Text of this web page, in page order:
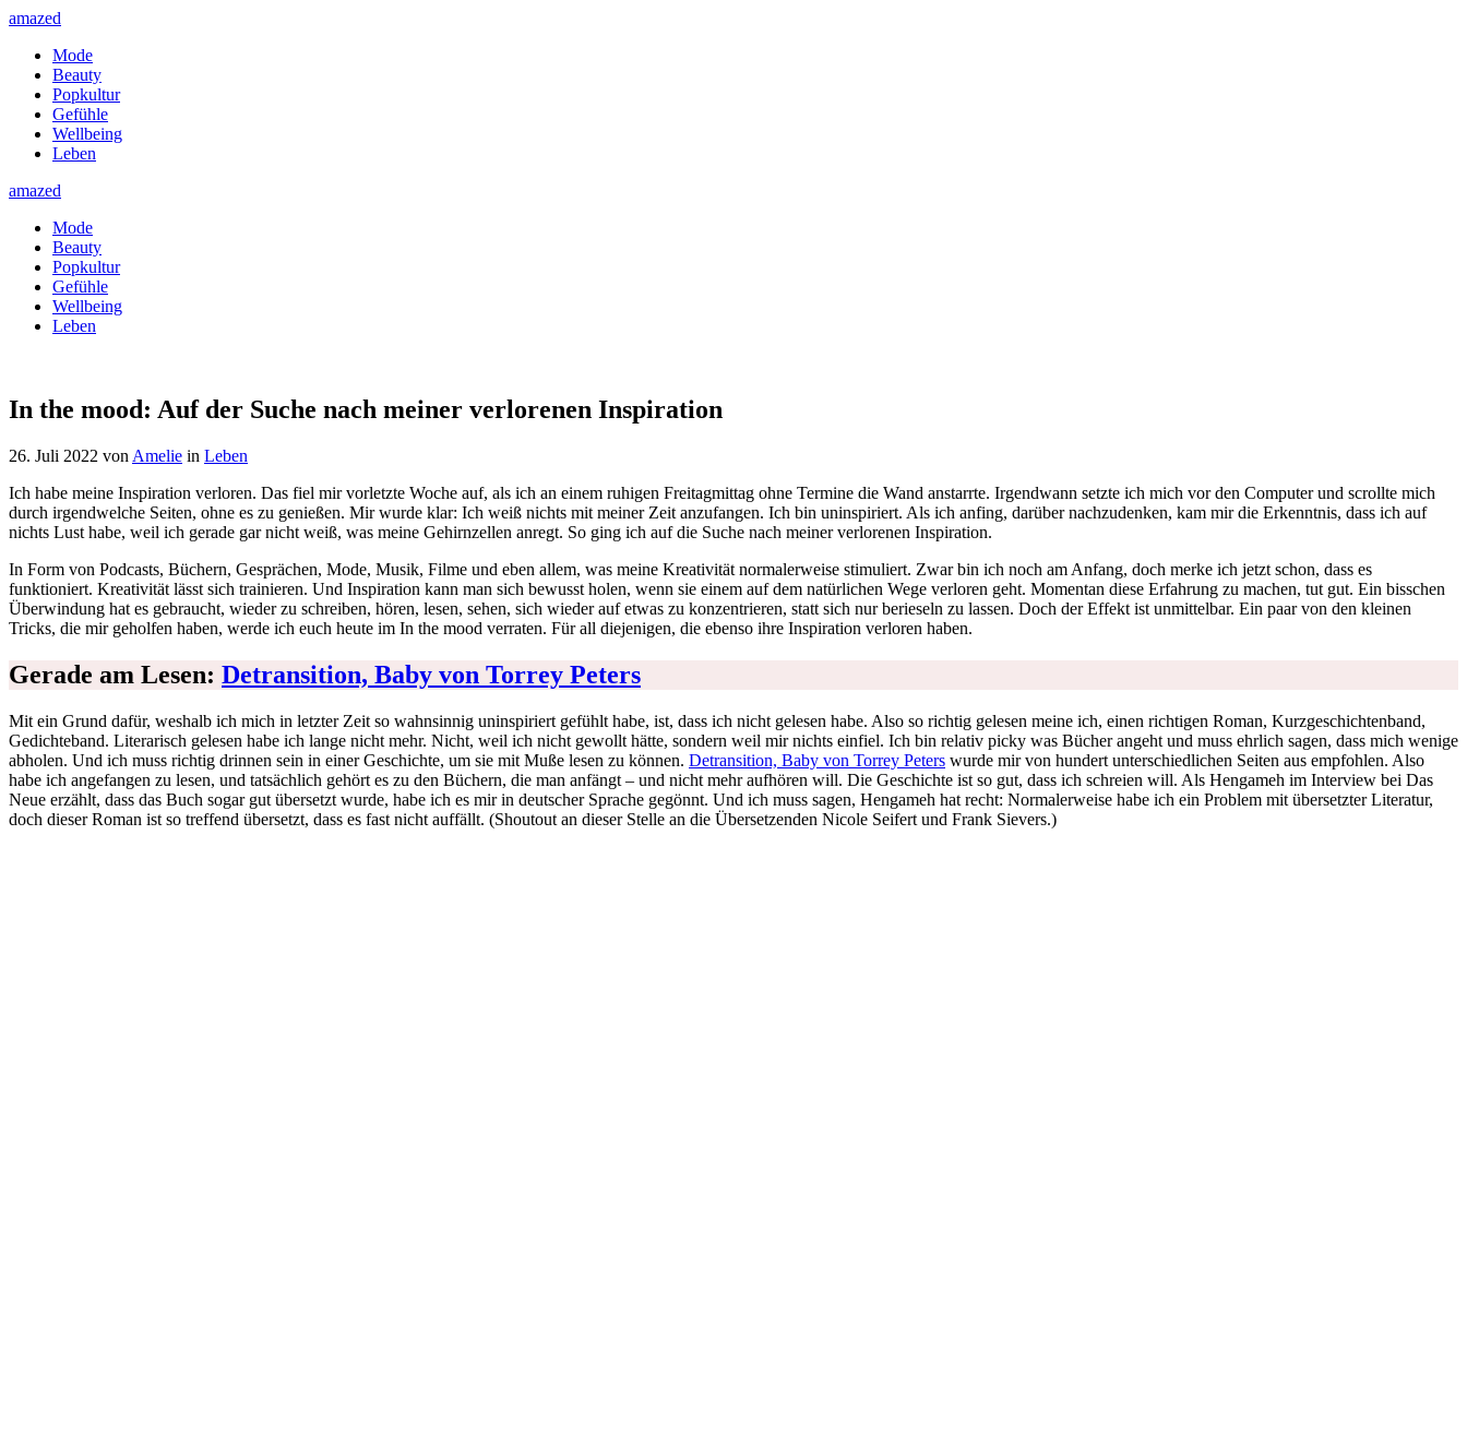
amazed
Mode
Beauty
Popkultur
Gefühle
Wellbeing
Leben
amazed
Mode
Beauty
Popkultur
Gefühle
Wellbeing
Leben
In the mood: Auf der Suche nach meiner verlorenen Inspiration
26. Juli 2022 von Amelie in Leben
Ich habe meine Inspiration verloren. Das fiel mir vorletzte Woche auf, als ich an einem ruhigen Freitagmittag ohne Termine die Wand anstarrte. Irgendwann setzte ich mich vor den Computer und scrollte mich
durch irgendwelche Seiten, ohne es zu genießen. Mir wurde klar: Ich weiß nichts mit meiner Zeit anzufangen. Ich bin uninspiriert. Als ich anfing, darüber nachzudenken, kam mir die Erkenntnis, dass ich auf
nichts Lust habe, weil ich gerade gar nicht weiß, was meine Gehirnzellen anregt. So ging ich auf die Suche nach meiner verlorenen Inspiration.
In Form von Podcasts, Büchern, Gesprächen, Mode, Musik, Filme und eben allem, was meine Kreativität normalerweise stimuliert. Zwar bin ich noch am Anfang, doch merke ich jetzt schon, dass es
funktioniert. Kreativität lässt sich trainieren. Und Inspiration kann man sich bewusst holen, wenn sie einem auf dem natürlichen Wege verloren geht. Momentan diese Erfahrung zu machen, tut gut. Ein bisschen
Überwindung hat es gebraucht, wieder zu schreiben, hören, lesen, sehen, sich wieder auf etwas zu konzentrieren, statt sich nur berieseln zu lassen. Doch der Effekt ist unmittelbar. Ein paar von den kleinen
Tricks, die mir geholfen haben, werde ich euch heute im In the mood verraten. Für all diejenigen, die ebenso ihre Inspiration verloren haben.
Gerade am Lesen: Detransition, Baby von Torrey Peters
Mit ein Grund dafür, weshalb ich mich in letzter Zeit so wahnsinnig uninspiriert gefühlt habe, ist, dass ich nicht gelesen habe. Also so richtig gelesen meine ich, einen richtigen Roman, Kurzgeschichtenband,
Gedichteband. Literarisch gelesen habe ich lange nicht mehr. Nicht, weil ich nicht gewollt hätte, sondern weil mir nichts einfiel. Ich bin relativ picky was Bücher angeht und muss ehrlich sagen, dass mich wenige
abholen. Und ich muss richtig drinnen sein in einer Geschichte, um sie mit Muße lesen zu können. Detransition, Baby von Torrey Peters wurde mir von hundert unterschiedlichen Seiten aus empfohlen. Also
habe ich angefangen zu lesen, und tatsächlich gehört es zu den Büchern, die man anfängt – und nicht mehr aufhören will. Die Geschichte ist so gut, dass ich schreien will. Als Hengameh im Interview bei Das
Neue erzählt, dass das Buch sogar gut übersetzt wurde, habe ich es mir in deutscher Sprache gegönnt. Und ich muss sagen, Hengameh hat recht: Normalerweise habe ich ein Problem mit übersetzter Literatur,
doch dieser Roman ist so treffend übersetzt, dass es fast nicht auffällt. (Shoutout an dieser Stelle an die Übersetzenden Nicole Seifert und Frank Sievers.)